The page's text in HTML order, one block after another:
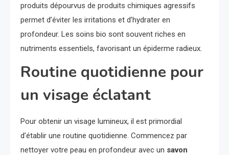
produits dépourvus de produits chimiques agressifs
permet d’éviter les irritations et d’hydrater en
profondeur. Les soins bio sont souvent riches en
nutriments essentiels, favorisant un épiderme radieux.
Routine quotidienne pour
un visage éclatant
Pour obtenir un visage lumineux, il est primordial
d’établir une routine quotidienne. Commencez par
nettoyer votre peau en profondeur avec un savon